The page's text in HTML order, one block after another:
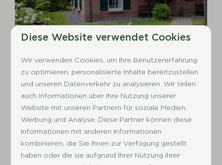
8,9
560 €
543 €
Stuifzand Bungalow mit Alkoven |
Drenthe, Hooghalen
8
3 Nein
Ja
Freistehender 8-Personen-Bungalow
mit Alkovenbett
möblierte Terrasse in naturnaher
Diese Website verwendet Cookies
Wir verwenden Cookies, um Ihre Benutzererfahrung
zu optimieren, personalisierte Inhalte bereitzustellen
und unseren Datenverkehr zu analysieren. Wir teilen
auch Informationen über Ihre Nutzung unserer
Website mit unseren Partnern für soziale Medien,
Werbung und Analyse. Diese Partner können diese
Informationen mit anderen Informationen
kombinieren, die Sie ihnen zur Verfügung gestellt
haben oder die sie aufgrund Ihrer Nutzung ihrer